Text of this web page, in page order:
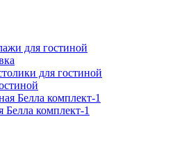
для гостиной
для гостиной
Белла комплект-1